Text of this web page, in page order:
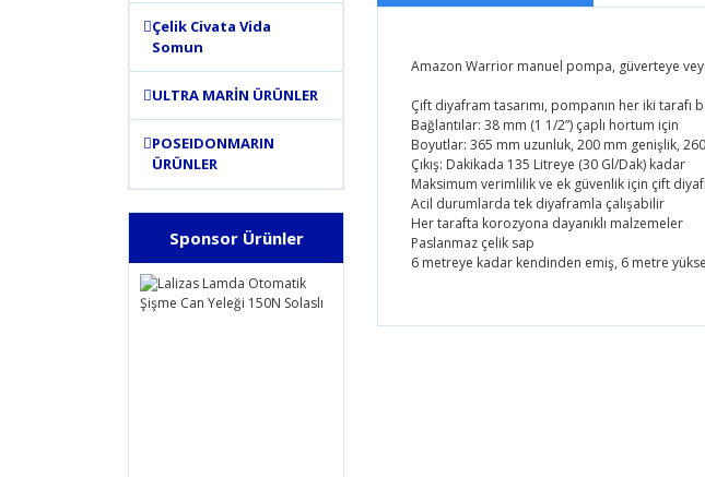
Çelik Civata Vida
Somun
ULTRA MARİN ÜRÜNLER
POSEIDONMARIN
ÜRÜNLER
Sponsor Ürünler
Amazon Warrior manuel pompa, güverteye
Çift diyafram tasarımı, pompanın her iki tarafı
Bağlantılar: 38 mm (1 1/2”) çaplı hortum için
Boyutlar: 365 mm uzunluk, 200 mm genişlik,
Çıkış: Dakikada 135 Litreye (30 Gl/Dak) kadar
Maksimum verimlilik ve ek güvenlik için çift
Acil durumlarda tek diyaframla çalışabilir
Her tarafta korozyona dayanıklı malzemeler
Paslanmaz çelik sap
6 metreye kadar kendinden emiş, 6 metre